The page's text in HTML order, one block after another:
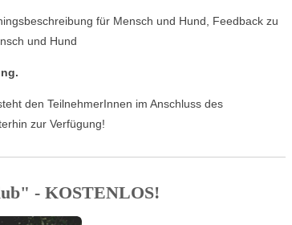
für Mensch und Hund, Feedback zu
und Hund
den TeilnehmerInnen im Anschluss des
zur Verfügung!
- KOSTENLOS!